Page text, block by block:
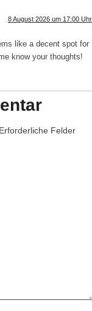
8 August 2026 um 17:00 Uhr
like a decent spot for
know your thoughts!
Erforderliche Felder